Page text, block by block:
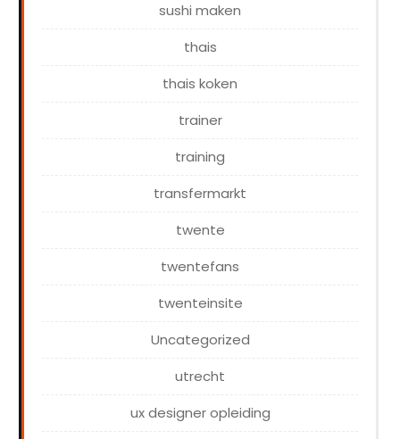
sushi maken
thais
thais koken
trainer
training
transfermarkt
twente
twentefans
twenteinsite
Uncategorized
utrecht
ux designer opleiding